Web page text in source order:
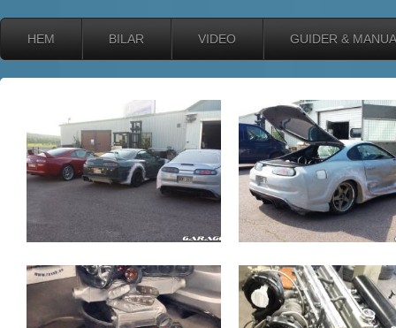
HEM BILAR VIDEO GUIDER &